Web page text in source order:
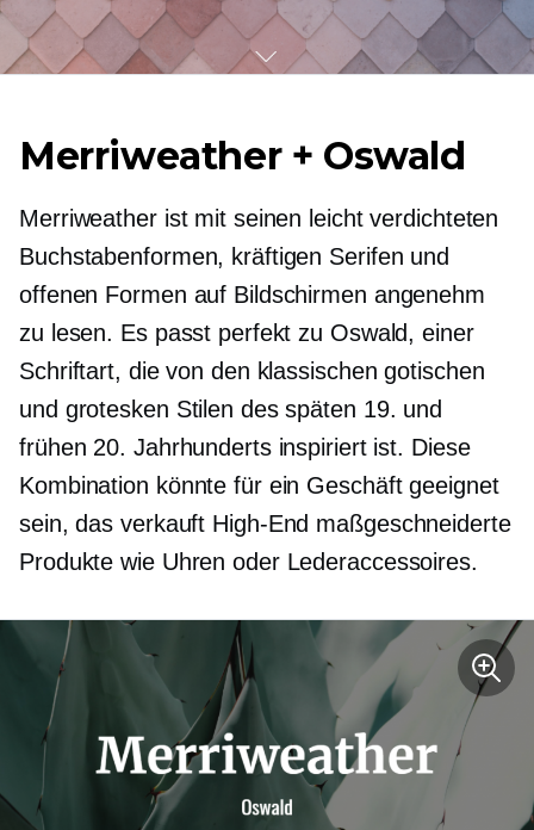
Merriweather + Oswald
Merriweather ist mit seinen leicht verdichteten
Buchstabenformen, kräftigen Serifen und
offenen Formen auf Bildschirmen angenehm
zu lesen. Es passt perfekt zu Oswald, einer
Schriftart, die von den klassischen gotischen
und grotesken Stilen des späten 19. und
frühen 20. Jahrhunderts inspiriert ist. Diese
Kombination könnte für ein Geschäft geeignet
sein, das verkauft High-End maßgeschneiderte
Produkte wie Uhren oder Lederaccessoires.